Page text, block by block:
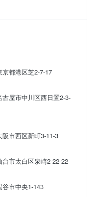
京都港区芝2-7-17
古屋市中川区西日置2-3-
阪市西区新町3-11-3
台市太白区泉崎2-22-22
谷市中央1-143